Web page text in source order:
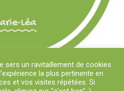
sers un ravitaillement de cookies
la plus pertinente en
et vos visites répétées. Si